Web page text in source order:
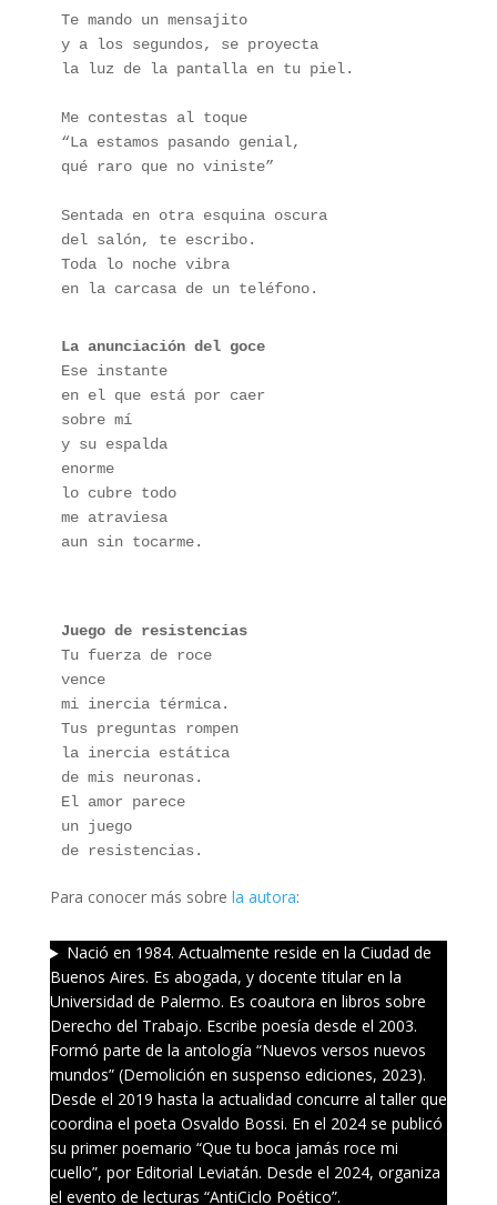
Te mando un mensajito
y a los segundos, se proyecta
la luz de la pantalla en tu piel.
Me contestas al toque
“La estamos pasando genial,
qué raro que no viniste”
Sentada en otra esquina oscura
del salón, te escribo.
Toda lo noche vibra
en la carcasa de un teléfono.
La anunciación del goce
Ese instante
en el que está por caer
sobre mí
y su espalda
enorme
lo cubre todo
me atraviesa
aun sin tocarme.
Juego de resistencias
Tu fuerza de roce
vence
mi inercia térmica.
Tus preguntas rompen
la inercia estática
de mis neuronas.
El amor parece
un juego
de resistencias.
Para conocer más sobre la autora:
Nació en 1984. Actualmente reside en la Ciudad de
Buenos Aires. Es abogada, y docente titular en la
Universidad de Palermo. Es coautora en libros sobre
Derecho del Trabajo. Escribe poesía desde el 2003.
Formó parte de la antología “Nuevos versos nuevos
mundos” (Demolición en suspenso ediciones, 2023).
Desde el 2019 hasta la actualidad concurre al taller que
coordina el poeta Osvaldo Bossi. En el 2024 se publicó
su primer poemario “Que tu boca jamás roce mi
cuello”, por Editorial Leviatán. Desde el 2024, organiza
el evento de lecturas “AntiCiclo Poético”.